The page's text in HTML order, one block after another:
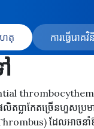
េតុ ការធ្វើរោ
ប្លាកែតច្រើនហួសប្រម
ដែលអាចនាំឱ្យ